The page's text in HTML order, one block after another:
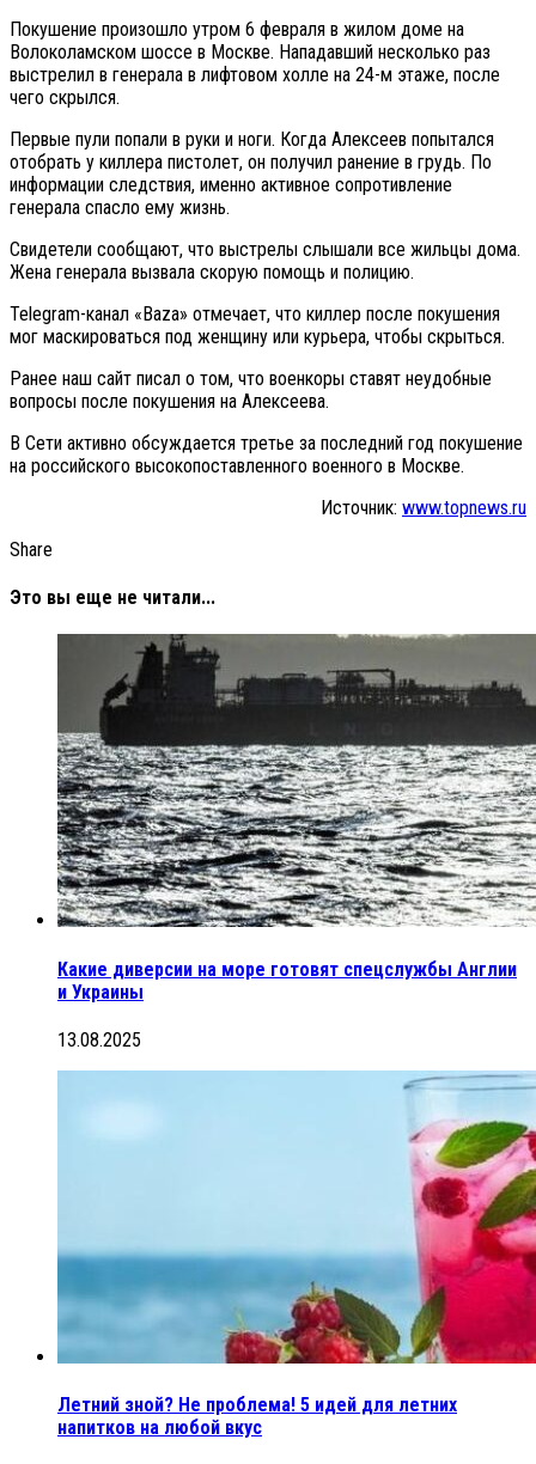
Покушение произошло утром 6 февраля в жилом доме на
Волоколамском шоссе в Москве. Нападавший несколько раз
выстрелил в генерала в лифтовом холле на 24-м этаже, после
чего скрылся.
Первые пули попали в руки и ноги. Когда Алексеев попытался
отобрать у киллера пистолет, он получил ранение в грудь. По
информации следствия, именно активное сопротивление
генерала спасло ему жизнь.
Свидетели сообщают, что выстрелы слышали все жильцы дома.
Жена генерала вызвала скорую помощь и полицию.
Telegram-канал «Baza» отмечает, что киллер после покушения
мог маскироваться под женщину или курьера, чтобы скрыться.
Ранее наш сайт писал о том, что военкоры ставят неудобные
вопросы после покушения на Алексеева.
В Сети активно обсуждается третье за последний год покушение
на российского высокопоставленного военного в Москве.
Источник: www.topnews.ru
Share
Это вы еще не читали...
Какие диверсии на море готовят спецслужбы Англии
и Украины
13.08.2025
Летний зной? Не проблема! 5 идей для летних
напитков на любой вкус